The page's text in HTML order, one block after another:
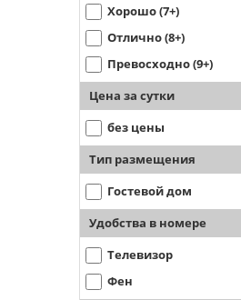
Хорошо (7+)
Отлично (8+)
Превосходно (9+)
Цена за сутки
без цены
Тип размещения
Гостевой дом
Удобства в номере
Телевизор
Фен